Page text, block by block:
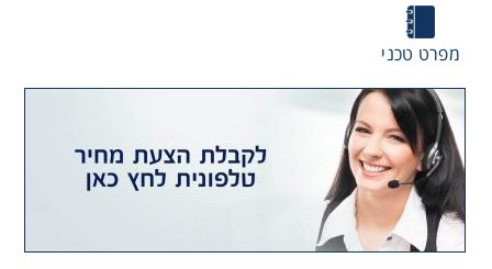
מפרט טכני